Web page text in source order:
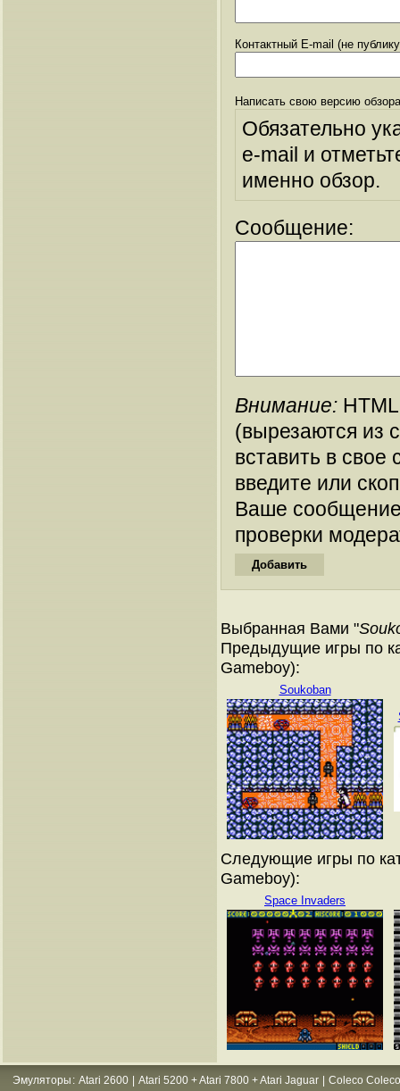
Контактный E-mail (не
Написать свою версию
Обязательно
e-mail и
именно обзор.
Сообщение:
Внимание:
(вырезаются из
вставить в
введите или
Ваше
проверки
Выбранная Вами "
Предыдущие игры по
Gameboy):
Soukoban
Следующие игры по
Gameboy):
Space Invaders
Эмуляторы : Atari 2600 Atari 5200 + Atari 7800 + Atari Jaguar
Coleco